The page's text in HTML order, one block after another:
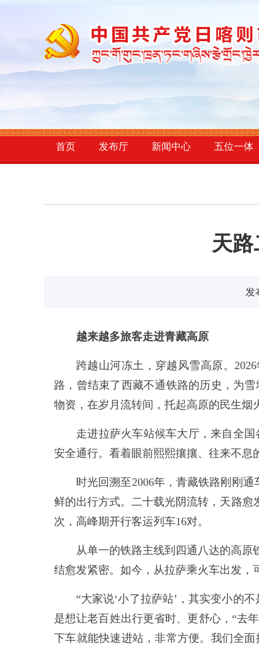
首页 发布厅 新闻中心 五位一体
天
发
越来越多旅客走进青藏高原
跨越山河冻土，穿越风雪高原。
路，曾结束了西藏不通铁路的历史，为
物资，在岁月流转间，托起高原的民生烟
走进拉萨火车站候车大厅，来自全
安全通行。看着眼前熙熙攘攘、往来不息
时光回溯至2006年，青藏铁路刚刚
鲜的出行方式。二十载光阴流转，天路愈
次，高峰期开行客运列车16对。
从单一的铁路主线到四通八达的高原
结愈发紧密。如今，从拉萨乘火车出发，
“大家说‘小了拉萨站’，其实变小的
是想让老百姓出行更省时、更舒心，“去
下车就能快速进站，非常方便。我们全